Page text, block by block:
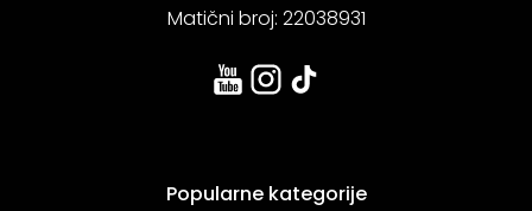
Matični broj: 22038931
Popularne kategorije